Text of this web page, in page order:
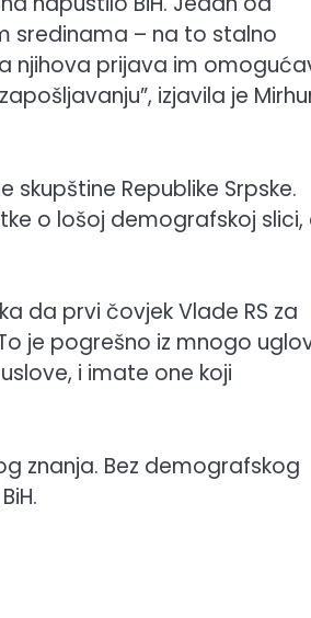
sredinama – na to stalno
njihova prijava im
izjavila je
Republike Srpske.
o lošoj demografskoj slici,
da prvi čovjek Vlade RS za
je pogrešno iz mnogo
i imate one koji
znanja. Bez demografskog